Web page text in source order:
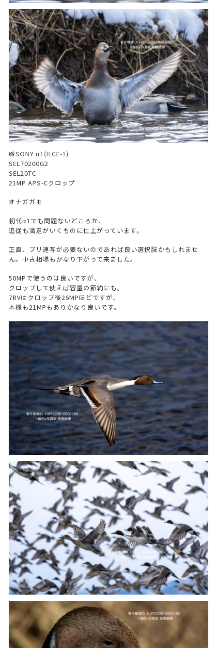
📸SONY α1(ILCE-1)
SEL70200G2
SEL20TC
21MP APS-Cクロップ
オナガガモ
初代α1でも問題ないどころか、
追従も満足がいくものに仕上がっています。
正直、プリ連写が必要ないのであれば良い選択肢かもしれませ
ん。中古相場もかなり下がって来ました。
50MPで使うのは良いですが、
クロップして使えば容量の節約にも。
7RVはクロップ後26MPほどですが、
本機も21MPもありかなり良いです。